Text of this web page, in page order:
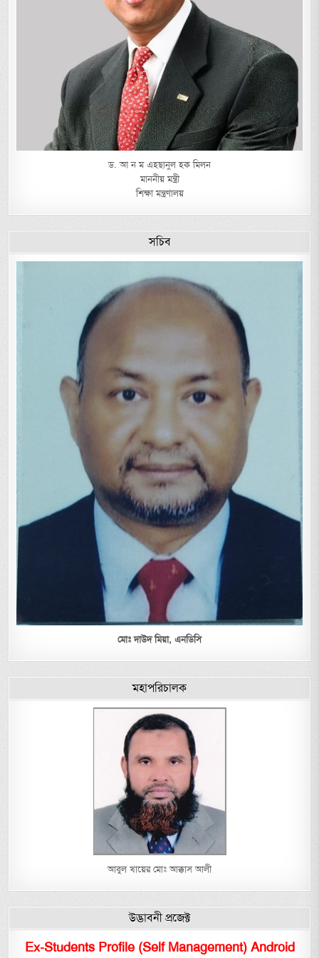
ড. আ ন ম এহছানুল হক মিলন
মাননীয় মন্ত্রী
শিক্ষা মন্ত্রণালয়
সচিব
মোঃ দাউদ মিয়া, এনডিসি
মহাপরিচালক
আবুল খায়ের মোঃ আক্কাস আলী
উদ্ভাবনী প্রজেক্ট
Ex-Students Profile (Self Management) Android